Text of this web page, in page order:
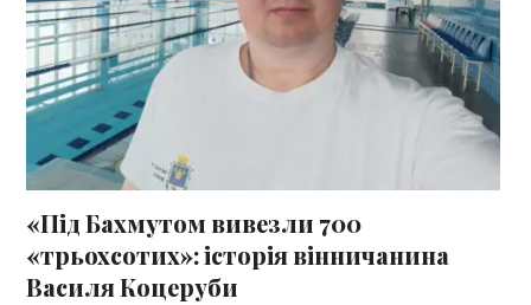
«Під Бахмутом вивезли 700
«трьохсотих»: історія вінничанина
Василя Коцеруби